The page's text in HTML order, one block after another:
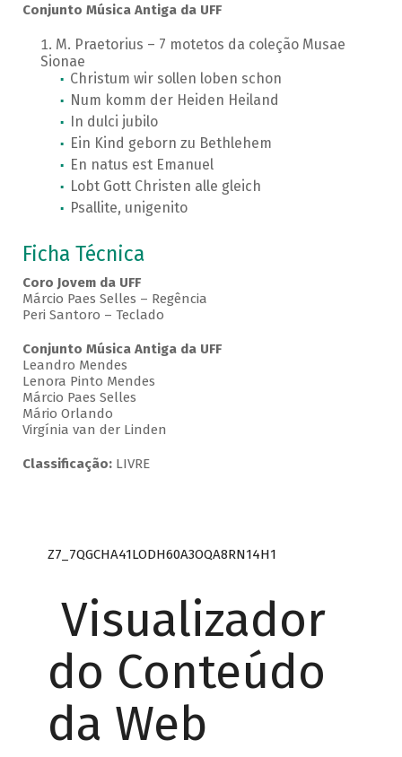
Conjunto Música Antiga da UFF
M. Praetorius – 7 motetos da coleção Musae
Sionae
Christum wir sollen loben schon
Num komm der Heiden Heiland
In dulci jubilo
Ein Kind geborn zu Bethlehem
En natus est Emanuel
Lobt Gott Christen alle gleich
Psallite, unigenito
Ficha Técnica
Coro Jovem da UFF
Márcio Paes Selles – Regência
Peri Santoro – Teclado
Conjunto Música Antiga da UFF
Leandro Mendes
Lenora Pinto Mendes
Márcio Paes Selles
Mário Orlando
Virgínia van der Linden
Classificação:LIVRE
Z7_7QGCHA41LODH60A3OQA8RN14H1
Visualizador
do Conteúdo
da Web